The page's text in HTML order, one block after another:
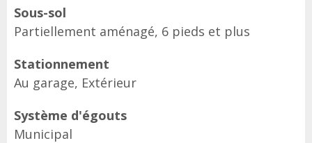
Sous-sol
Partiellement aménagé, 6 pieds et plus
Stationnement
Au garage, Extérieur
Système d'égouts
Municipal